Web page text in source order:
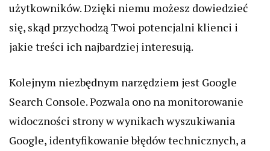
użytkowników. Dzięki niemu możesz dowiedzieć
się, skąd przychodzą Twoi potencjalni klienci i
jakie treści ich najbardziej interesują.
Kolejnym niezbędnym narzędziem jest Google
Search Console. Pozwala ono na monitorowanie
widoczności strony w wynikach wyszukiwania
Google, identyfikowanie błędów technicznych, a